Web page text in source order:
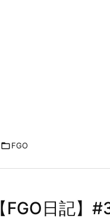
FGO
【FGO日記】